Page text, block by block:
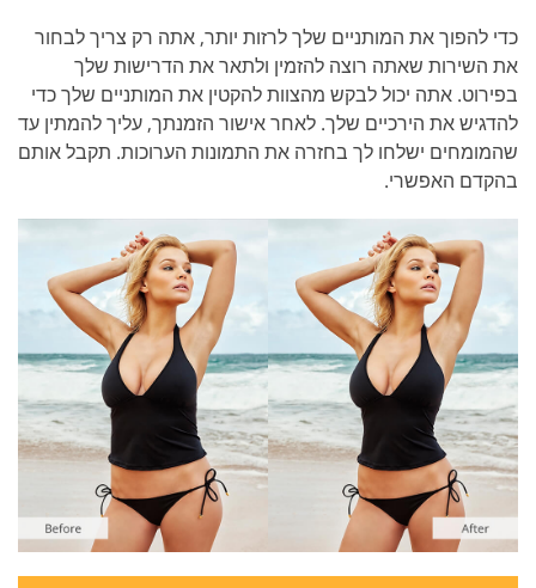
כדי להפוך את המותניים שלך לרזות יותר, אתה רק צריך לבחור
את השירות שאתה רוצה להזמין ולתאר את הדרישות שלך
בפירוט. אתה יכול לבקש מהצוות להקטין את המותניים שלך כדי
להדגיש את הירכיים שלך. לאחר אישור הזמנתך, עליך להמתין עד
שהמומחים ישלחו לך בחזרה את התמונות הערוכות. תקבל אותם
בהקדם האפשרי.